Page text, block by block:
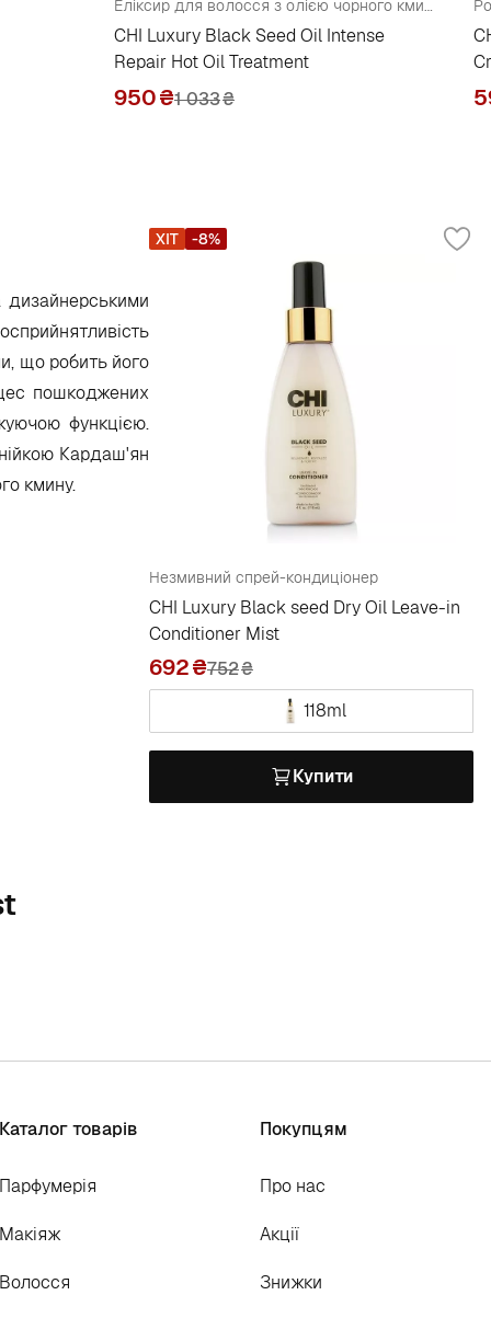
Еліксир для волосся з олією чорного кмину
CHI Luxury Black Seed Oil Intense
Repair Hot Oil Treatment
950₴1 033₴
що робить його
пошкоджених
функцією.
Кардаш'ян
кмину.
Незмивний спрей-кондиціонер
CHI Luxury Black seed Dry Oil Leave-in
Conditioner Mist
692 752₴
118ml
Купити
ХІТ -8%
Каталог товарів
Парфумерія
Макіяж
Волосся
Покупцям
Про нас
Акції
Знижки